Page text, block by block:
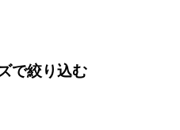
で絞り込む